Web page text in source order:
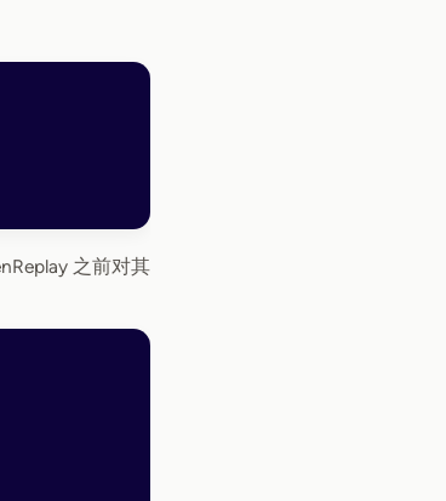
之前对其